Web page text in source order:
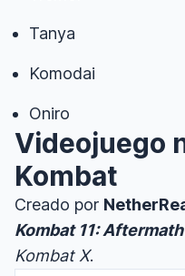
Tanya
Komodai
Oniro
Videojuego
Kombat
Creado por
Kombat 11: Aftermath
Kombat X.